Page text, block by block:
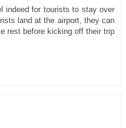
indeed for tourists to stay over
land at the airport, they can
rest before kicking off their trip